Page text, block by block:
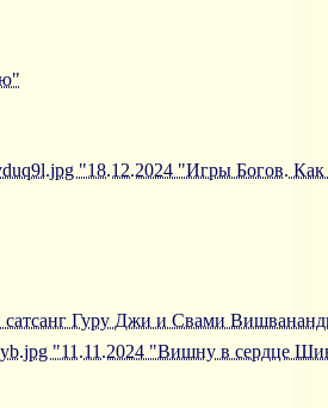
"18.12.2024 "Игры Богов. Как
Гуру Джи и Свами
"11.11.2024 "Вишну в сердце